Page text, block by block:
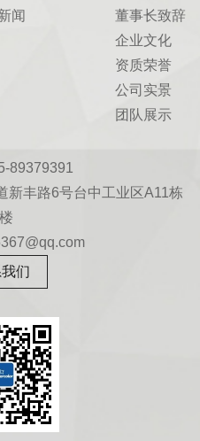
闻
董事长致辞
企业文化
资质荣誉
公司实景
团队展示
89379391
新丰路6号台中工业区A11栋
们